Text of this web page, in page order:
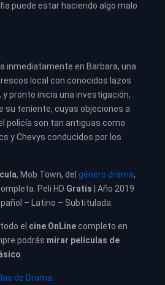
puede estar haciendo algo malo
inmediatamente en Barbara, una
local con conocidos lazos
pronto inicia una investigación,
su teniente, cuyas objeciones a
policía son tan antiguas como
y Chevys conducidos por los
, Mob Town, del género drama,
Peli HD Gratis | Año 2019
– Latino – Subtitulada.
el cine OnLinecompleto en
podrás mirar películas de
de Drama